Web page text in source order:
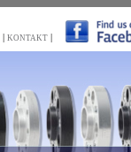
KONTAKT